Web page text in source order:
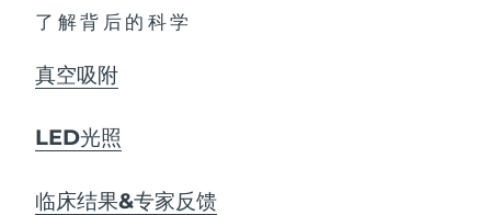
了解背后的科学
真空吸附
LED光照
临床结果&专家反馈